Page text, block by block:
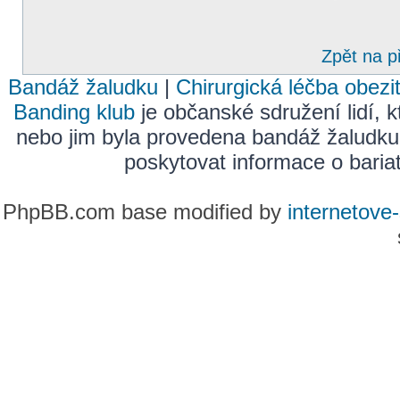
Zpět na
Bandáž žaludku | Chirurgická léčba
Banding klub je občanské sdružení lidí,
nebo jim byla provedena bandáž
poskytovat informace o
PhpBB.com base modified by